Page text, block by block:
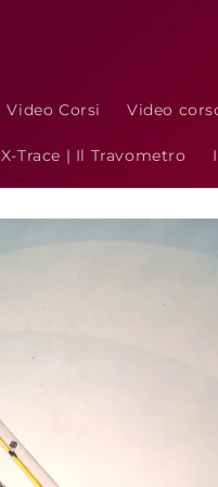
Video Corsi Video
X-Trace | Il Travometro